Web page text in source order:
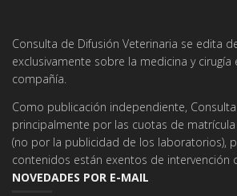
Consulta de Difusión Veterinaria se edita
exclusivamente sobre la medicina y cirugía
compañía.
Como publicación independiente,
principalmente por las cuotas de
(no por la publicidad de los laboratorios),
contenidos están exentos de intervención
NOVEDADES POR E-MAIL